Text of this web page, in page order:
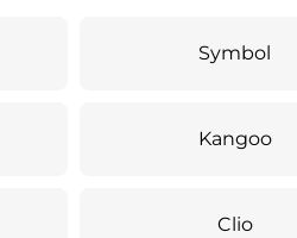
Symbol
Kangoo
Clio